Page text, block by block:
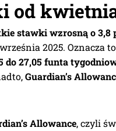
od
stawki wzrosną o 3,8
2025. Oznacza
do 27,05 funta
Guardian’s
Allowance, czyli